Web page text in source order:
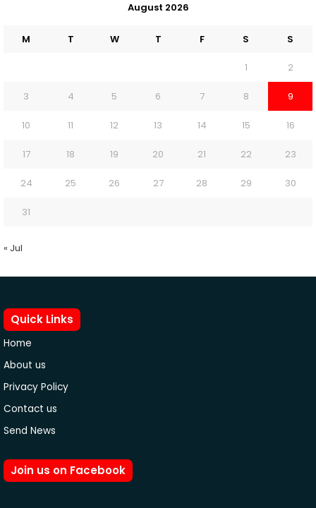
August 2026
M T W T F S S
1 2
3 4 5 6 7 8 9
10 11 12 13 14 15 16
17 18 19 20 21 22 23
24 25 26 27 28 29 30
31
« Jul
Quick Links
Home
About us
Privacy Policy
Contact us
Send News
Join us on Facebook